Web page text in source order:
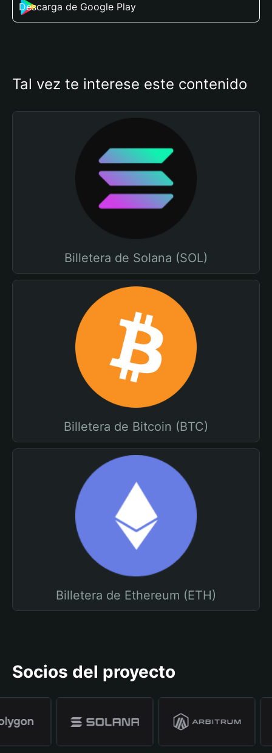
Descarga de Google Play
Tal vez te interese este contenido
Billetera de Solana (SOL)
Billetera de Bitcoin (BTC)
Billetera de Ethereum (ETH)
Socios del proyecto